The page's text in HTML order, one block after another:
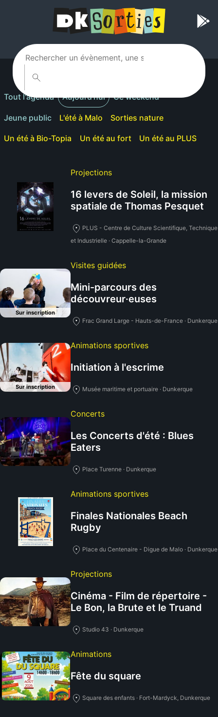
Tout l'agenda Aujourd'hui Ce weekend
Jeune public L'été à Malo Sorties nature
Un été à Bio-Topia Un été au fort Un été au PLUS
Projections
16 levers de Soleil, la mission
spatiale de Thomas Pesquet
PLUS - Centre de Culture Scientifique, Technique
et Industrielle · Cappelle-la-Grande
Sur inscription
Visites guidées
Mini-parcours des
découvreur·euses
Frac Grand Large - Hauts-de-France · Dunkerque
Sur inscription
Animations sportives
Initiation à l'escrime
Musée maritime et portuaire · Dunkerque
Concerts
Les Concerts d'été : Blues
Eaters
Place Turenne · Dunkerque
Animations sportives
Finales Nationales Beach
Rugby
Place du Centenaire - Digue de Malo · Dunkerque
Projections
Cinéma - Film de répertoire -
Le Bon, la Brute et le Truand
Studio 43 · Dunkerque
Animations
Fête du square
Square des enfants · Fort-Mardyck, Dunkerque